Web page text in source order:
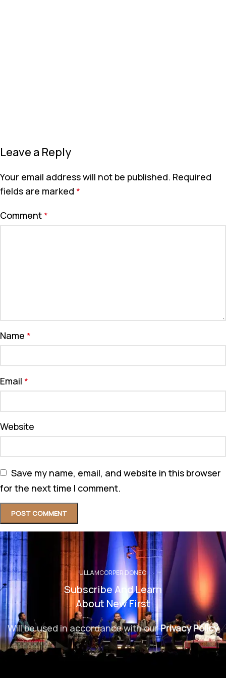
Leave a Reply
Your email address will not be published. Required
fields are marked *
Comment *
Name *
Email *
Website
Save my name, email, and website in this browser
for the next time I comment.
ULLAMCORPER DONEC
Subscribe And Learn
About New First
Will be used in accordance with ourPrivacy Policy